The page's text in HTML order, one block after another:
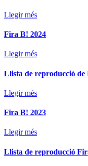
Llegir més
Fira B! 2024
Llegir més
Llista de reproducció
Llegir més
Fira B! 2023
Llegir més
Llista de reproducció